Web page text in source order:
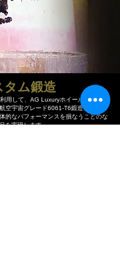
タム鍛造
用して、AG Luxuryホイールラインの
空宇宙グレード6061-T6鍛造アルミニ
的なパフォーマンスを損なうことのな
を実現します。